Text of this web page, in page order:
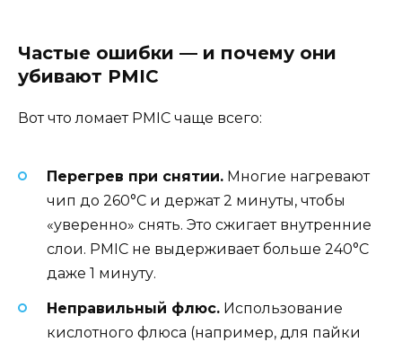
Частые ошибки — и почему они
убивают PMIC
Вот что ломает PMIC чаще всего:
Перегрев при снятии. Многие нагревают
чип до 260°C и держат 2 минуты, чтобы
«уверенно» снять. Это сжигает внутренние
слои. PMIC не выдерживает больше 240°C
даже 1 минуту.
Неправильный флюс. Использование
кислотного флюса (например, для пайки